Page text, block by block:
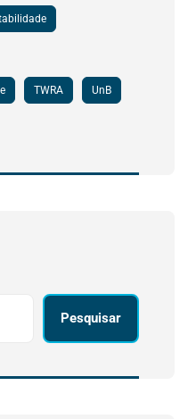
TWRA UnB
Pesquisar